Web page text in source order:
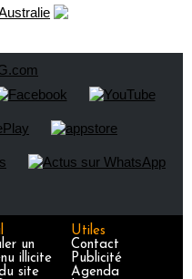
un
illicite
site
Utiles
Contact
Publicité
Agenda